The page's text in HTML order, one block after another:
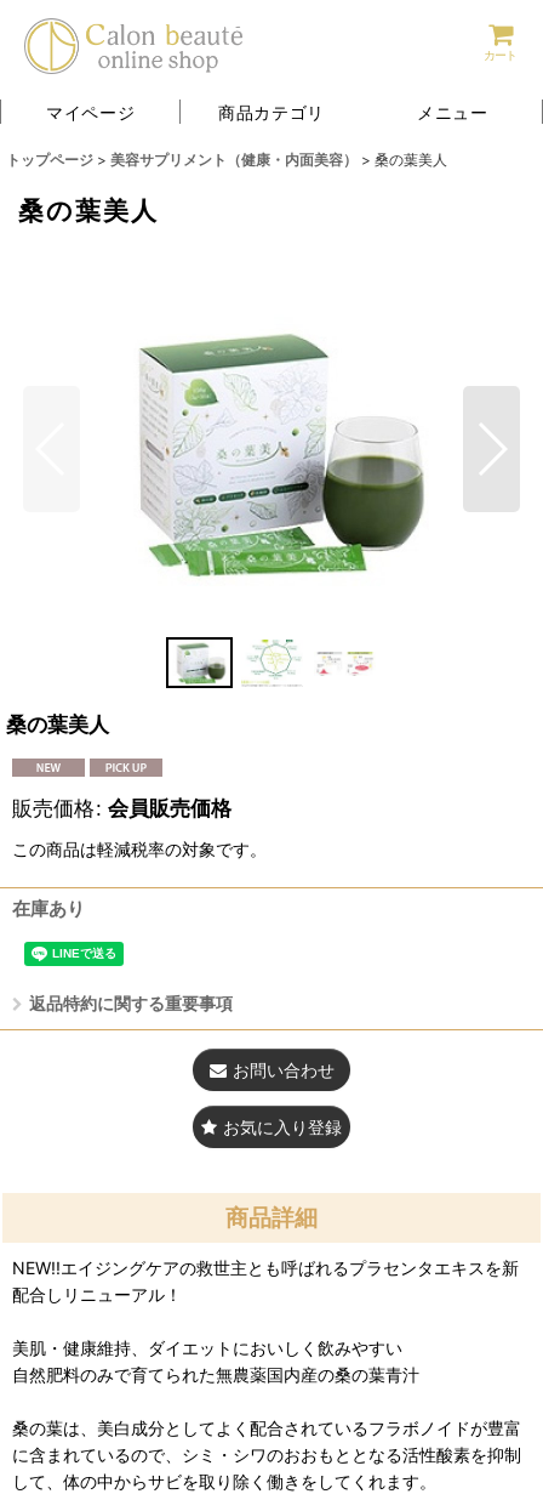
カート
マイページ 商品カテゴリ メニュー
トップページ > 美容サプリメント（健康・内面美容） > 桑の葉美人
桑の葉美人
桑の葉美人
販売価格: 会員販売価格
この商品は軽減税率の対象です。
在庫あり
返品特約に関する重要事項
お問い合わせ
お気に入り登録
商品詳細
NEW!!エイジングケアの救世主とも呼ばれるプラセンタエキスを新
配合しリニューアル！
美肌・健康維持、ダイエットにおいしく飲みやすい
自然肥料のみで育てられた無農薬国内産の桑の葉青汁
桑の葉は、美白成分としてよく配合されているフラボノイドが豊富
に含まれているので、シミ・シワのおおもととなる活性酸素を抑制
して、体の中からサビを取り除く働きをしてくれます。